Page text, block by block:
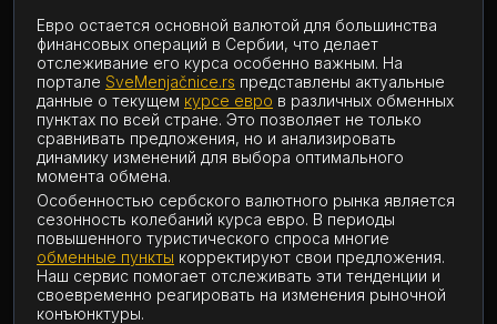
Евро остается основной валютой для большинства
финансовых операций в Сербии, что делает
отслеживание его курса особенно важным. На
портале SveMenjačnice.rs представлены актуальные
данные о текущем курсе евро в различных обменных
пунктах по всей стране. Это позволяет не только
сравнивать предложения, но и анализировать
динамику изменений для выбора оптимального
момента обмена.
Особенностью сербского валютного рынка является
сезонность колебаний курса евро. В периоды
повышенного туристического спроса многие
обменные пункты корректируют свои предложения.
Наш сервис помогает отслеживать эти тенденции и
своевременно реагировать на изменения рыночной
конъюнктуры.